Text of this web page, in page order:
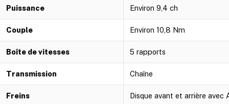
Puissance Environ 9,4 ch
Couple Environ 10,8 Nm
Boîte de vitesses 5 rapports
Transmission Chaîne
Freins Disque avant et arrière avec